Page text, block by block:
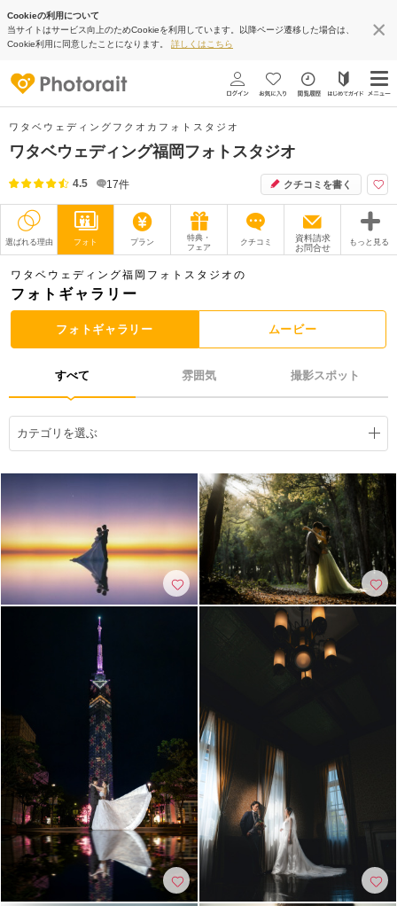
Cookieの利用について
当サイトはサービス向上のためCookieを利用しています。以降ページ遷移した場合は、
Cookie利用に同意したことになります。 詳しくはこちら
ワタベウェディングフクオカフォトスタジオ
ワタベウェディング福岡フォトスタジオ
4.5 17件 クチコミを書く
選ばれる理由 フォト プラン
特典・
フェア
クチコミ
資料請求
お問合せ
もっと見る
撮影レポート フォトグラファー
衣装 ムービー
ブログ
アクセス/TEL スタジオトップ
こだわりポイント
3万円以下のプラン 庭園での撮影
フォト＋会食
豊富なカラードレス スタジオでの撮影
豊富な白無垢
豊富なドレス
豊富な色打掛・着物
結婚式場での撮影
チャペルでの撮影
海での撮影
ワタベウェディング福岡フォトスタジオの
フォトギャラリー
フォトギャラリー ムービー
すべて 雰囲気 撮影スポット
カテゴリを選ぶ